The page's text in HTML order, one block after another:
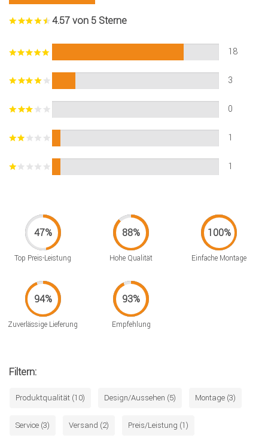
4.57 von 5 Sterne
18
3
0
1
1
Top Preis-Leistung Hohe Qualität Einfache Montage
Zuverlässige Lieferung Empfehlung
Filtern:
Produktqualität (10) Design/Aussehen (5) Montage (3)
Service (3) Versand (2) Preis/Leistung (1)